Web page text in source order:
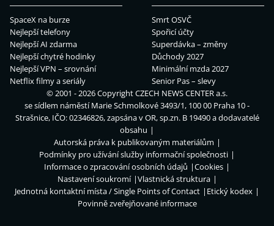
SpaceX na burze
Nejlepší telefony
Nejlepší AI zdarma
Nejlepší chytré hodinky
Nejlepší VPN – srovnání
Netflix filmy a seriály
Smrt OSVČ
Spořicí účty
Superdávka – změny
Důchody 2027
Minimální mzda 2027
Senior Pas – slevy
© 2001 - 2026 CopyrightCZECH NEWS CENTER a.s.
se sídlem náměstí Marie Schmolkové 3493/1, 100 00 Praha 10 -
Strašnice, IČO: 02346826, zapsána v OR, sp.zn. B 19490 a dodavatelé
obsahu
Autorská práva k publikovaným materiálům
Podmínky pro užívání služby informační společnosti
Informace o zpracování osobních údajů
Cookies
Nastavení soukromí
Vlastnická struktura
Jednotná kontaktní místa / Single Points of Contact
Etický kodex
Povinně zveřejňované informace